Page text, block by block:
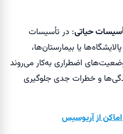
حیاتی: در تأسیسات
یا بیمارستان‌ها،
وضعیت‌های اضطراری به‌کار می‌روند
و خطرات جدی جلوگیری
از آریوسیس